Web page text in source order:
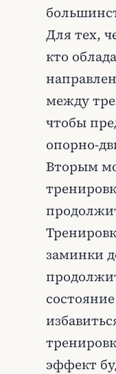
Для тех,
кто
между
чтобы
опорно-
Вторым
заминки
эффект